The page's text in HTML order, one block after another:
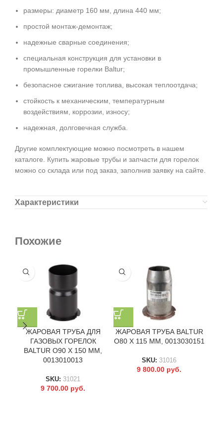
размеры: диаметр 160 мм, длина 440 мм;
простой монтаж-демонтаж;
надежные сварные соединения;
специальная конструкция для установки в
промышленные горелки Baltur;
безопасное сжигание топлива, высокая теплоотдача;
стойкость к механическим, температурным
воздействиям, коррозии, износу;
надежная, долговечная служба.
Другие комплектующие можно посмотреть в нашем
каталоге. Купить жаровые трубы и запчасти для горелок
можно со склада или под заказ, заполнив заявку на сайте.
Характеристики
Похожие
ЖАРОВАЯ ТРУБА ДЛЯ
ГАЗОВЫХ ГОРЕЛОК
BALTUR O90 X 150 ММ,
0013010013
SKU: 31021
9 700.00 руб.
ЖАРОВАЯ ТРУБА BALTUR
O80 X 115 ММ, 0013030151
SKU: 31016
9 800.00 руб.